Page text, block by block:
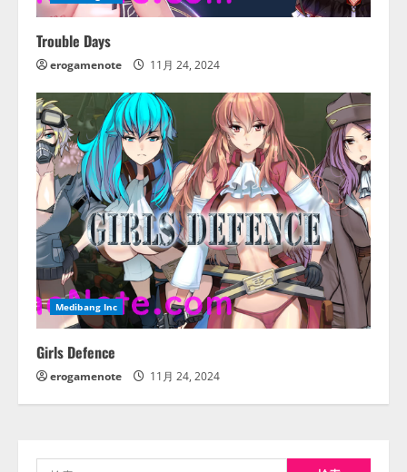
Trouble Days
erogamenote 11月 24, 2024
Medibang Inc
Girls Defence
erogamenote 11月 24, 2024